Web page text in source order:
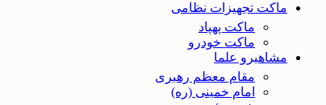
ماکت تجهیزات نظامی
ماکت پهپاد
ماکت خودرو
مشاهیرو علما
مقام معظم رهبری
امام خمینی (ره)